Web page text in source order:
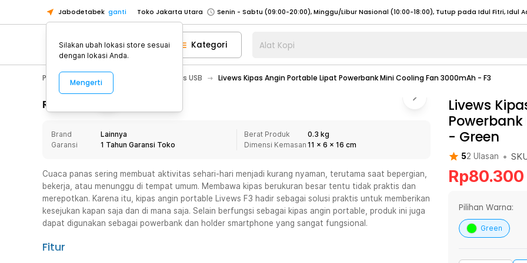
Jabodetabek ganti Toko Jakarta Utara
Toko Tangerang
Toko Cikupa
Pick n Go Jakarta Barat
Senin - Jumat (07:00 - 20:00), Sabtu - Minggu (08:00 - 20:00), Tutup pada Idul Fitri
Pick n Go Bekasi
Senin - Jumat (08:00 - 20:00), Sabtu - Minggu/ Libur Nasional (08:00 - 17:00) Selengkapnya
Senin - Jumat (08:00 - 20:00), Sabtu - Minggu/ Libur Nasional (08:00 - 17:00) Selengkapnya
Senin - Sabtu (09:00-20:00), Minggu/Libur Nasional (12:00-20:00), Tutup pada Idul Fitri
Senin - Sabtu (09:00-20:00), Minggu/Libur Nasional (12:00-20:00), Tutup pada Idul Fitri
Toko Tangerang
Toko Cikupa
Pick n Go Jakarta Barat
Senin - Jumat (07:00 - 20:00), Sabtu - Minggu (08:00 - 20:00), Tutup pada Idul Fitri
Pick n Go Bekasi
Senin - Jumat (08:00 - 20:00), Sabtu - Minggu/ Libur Nasional (08:00 - 17:00) Selengkapnya
Kategori Alat Kopi
PC & Laptop Aksesoris USB Kipas USB Livews Kipas Angin Portable Lipat Powerbank Mini Cooling Fan 3000mAh - F3
Rincian Produk
Brand
Lainnya
Garansi
1 Tahun Garansi Toko
Berat Produk
0.3 kg
Dimensi Kemasan 11 x 6 x 16 cm
Cuaca panas sering membuat aktivitas sehari-hari menjadi kurang nyaman, terutama saat bepergian,
bekerja, atau menunggu di tempat umum. Membawa kipas berukuran besar tentu tidak praktis dan
merepotkan. Karena itu, kipas angin portable Livews F3 hadir sebagai solusi praktis untuk memberikan
kesejukan kapan saja dan di mana saja. Selain berfungsi sebagai kipas angin portable, produk ini juga
dapat digunakan sebagai powerbank dan holder smartphone yang sangat fungsional.
Fitur
Livews
- Green
52 Ulasan •
Rp80.300
Pilihan Warna:
Green
Silakan ubah lokasi store sesuai
dengan lokasi Anda.
Mengerti